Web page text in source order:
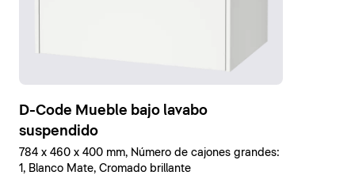
D-Code Mueble bajo lavabo
suspendido
784 x 460 x 400 mm, Número de cajones grandes:
1, Blanco Mate, Cromado brillante